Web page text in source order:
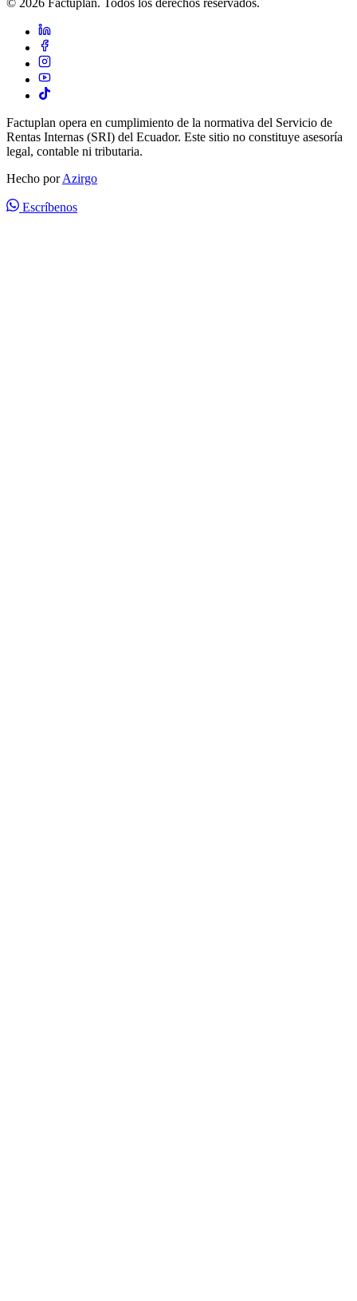
Factuplan opera en cumplimiento de la normativa del Servicio de
Rentas Internas (SRI) del Ecuador. Este sitio no constituye asesoría
legal, contable ni tributaria.
Hecho porAzirgo
Escríbenos